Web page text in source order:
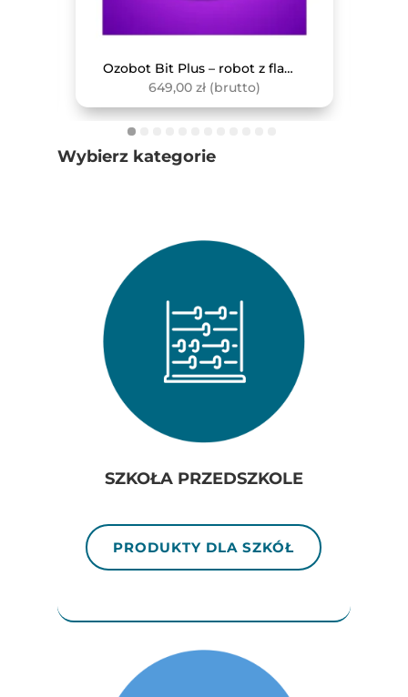
Ozobot Bit Plus – robot z flamastrami
649,00 zł (brutto)
Wybierz kategorie
SZKOŁA PRZEDSZKOLE
PRODUKTY DLA SZKÓŁ